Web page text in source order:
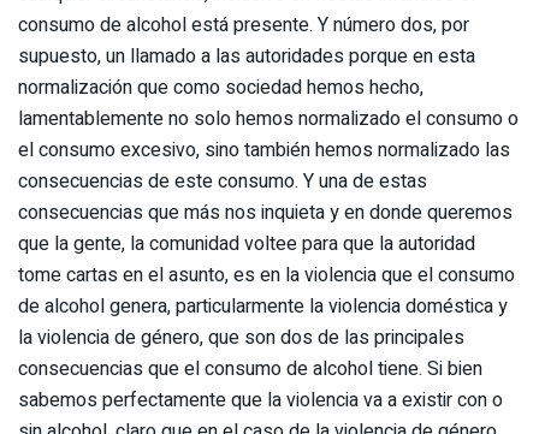
consumo de alcohol está presente. Y número dos, por
supuesto, un llamado a las autoridades porque en esta
normalización que como sociedad hemos hecho,
lamentablemente no solo hemos normalizado el consumo o
el consumo excesivo, sino también hemos normalizado las
consecuencias de este consumo. Y una de estas
consecuencias que más nos inquieta y en donde queremos
que la gente, la comunidad voltee para que la autoridad
tome cartas en el asunto, es en la violencia que el consumo
de alcohol genera, particularmente la violencia doméstica y
la violencia de género, que son dos de las principales
consecuencias que el consumo de alcohol tiene. Si bien
sabemos perfectamente que la violencia va a existir con o